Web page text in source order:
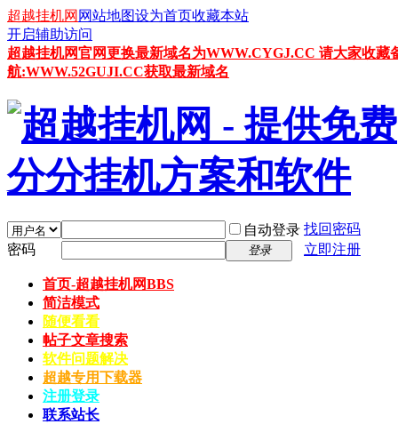
超越挂机网 网站地图设为首页收藏本站
开启辅助访问
超越挂机网官网更换最新域名为WWW.CYGJ.CC 请大家收
航:WWW.52GUJI.CC获取最新域名
自动登录 找回密码
密码
登录 立即注册
首页-超越挂机网BBS
简洁模式
随便看看
帖子文章搜索
软件问题解决
超越专用下载器
注册登录
联系站长